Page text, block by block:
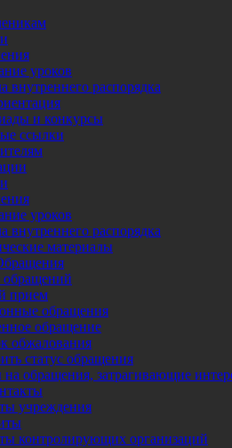
уроков
внутреннего распорядка
и конкурсы
ссылки
уроков
внутреннего распорядка
материалы
прием
обращения
обращение
обжалования
статус обращения
обращения, затрагивающие
учреждения
контролирующих организаций